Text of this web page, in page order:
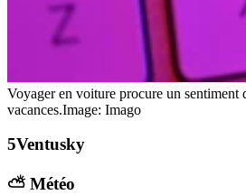
Voyager en voiture procure un sentiment
vacances.Image: Imago
Ventusky
⛅ Météo